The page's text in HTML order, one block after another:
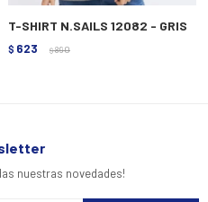
T-SHIRT N.SAILS 12082 - GRIS
$ 623 $ 890
nuestras novedades!